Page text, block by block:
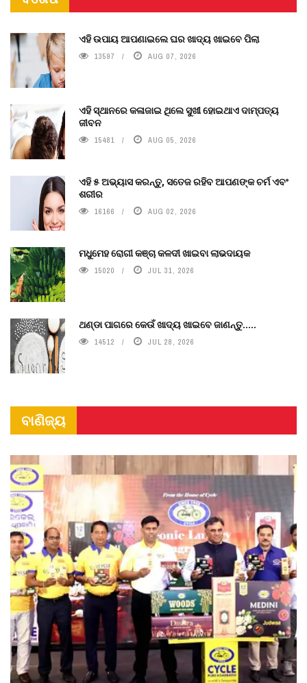
ଏହି ଉପାୟ ଆପଣାଇଲେ ଘର ଖାଦ୍ୟ ଖାଇବେ ପିଲା
13597 AUG 07, 2026
ଏହି ସ୍ଥାନରେ କଳାଜାଇ ଥିଲେ ସୁଖୀ ହୋଇଥାଏ ଦାମ୍ପତ୍ୟ
ଜୀବନ
15481 AUG 05, 2026
ଏହି ୫ ଅଭ୍ୟାସ କରନ୍ତୁ, ସତେଜ ରହିବ ଆପଣଙ୍କ ଚର୍ମ ଏବଂ
ଶରୀର
16166 AUG 02, 2026
ମଧୁମେହ ରୋଗୀ କଞ୍ଚା କଳଦୀ ଖାଇବା ଲାଭଦାୟକ
15020 JUL 31, 2026
ଥଣ୍ଡା ପାଗରେ କେଉଁ ଖାଦ୍ୟ ଖାଇବେ ଜାଣନ୍ତୁ.....
14512 JUL 28, 2026
ବାଣିଜ୍ୟ